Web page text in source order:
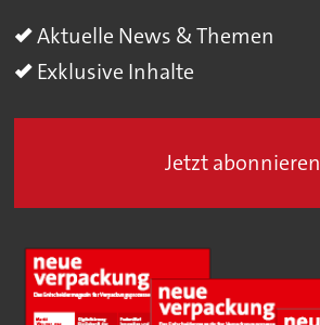
Aktuelle News & Themen
Exklusive Inhalte
Jetzt abonnieren